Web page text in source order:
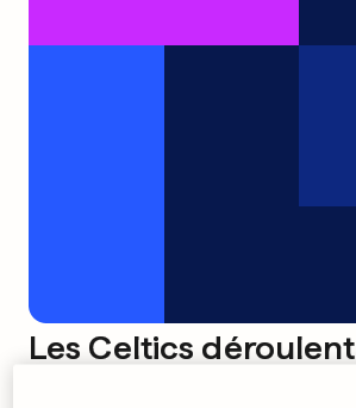
Les Celtics déroulent